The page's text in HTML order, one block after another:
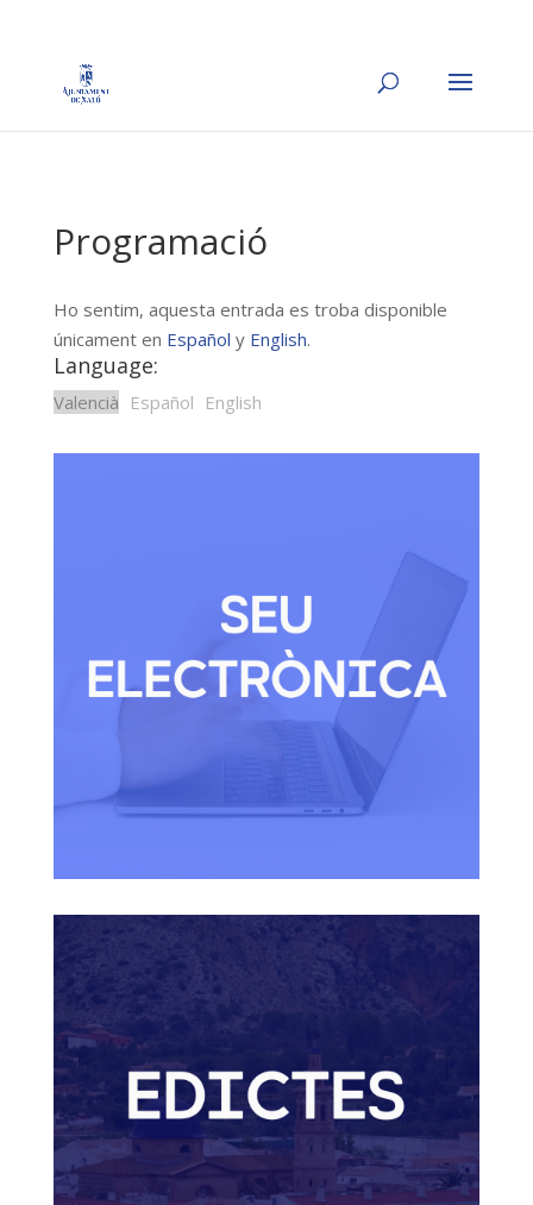
Programació
Ho sentim, aquesta entrada es troba disponible
únicament en Español y English.
Language:
Valencià Español English